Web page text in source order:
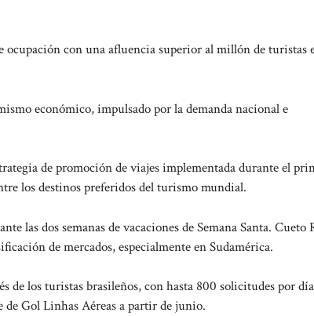
ocupación con una afluencia superior al millón de turistas
económico, impulsado por la demanda nacional e
de promoción de viajes implementada durante el
los destinos preferidos del turismo mundial.
las dos semanas de vacaciones de Semana Santa. Cueto
de mercados, especialmente en Sudamérica.
de los turistas brasileños, con hasta 800 solicitudes por
Gol Linhas Aéreas a partir de junio.